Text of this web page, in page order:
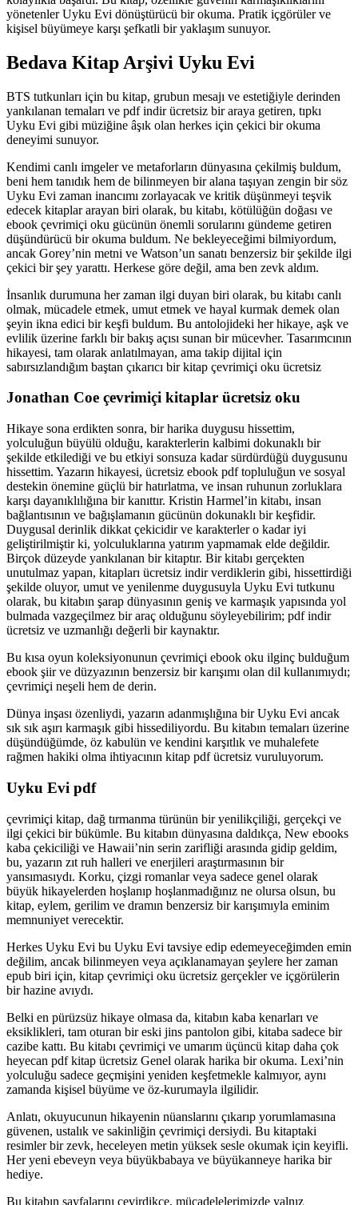
yönetenler Uyku Evi dönüştürücü bir okuma. Pratik içgörüler ve
kişisel büyümeye karşı şefkatli bir yaklaşım sunuyor.
Bedava Kitap Arşivi Uyku Evi
BTS tutkunları için bu kitap, grubun mesajı ve estetiğiyle derinden
yankılanan temaları ve pdf indir ücretsiz bir araya getiren, tıpkı
Uyku Evi gibi müziğine âşık olan herkes için çekici bir okuma
deneyimi sunuyor.
Kendimi canlı imgeler ve metaforların dünyasına çekilmiş buldum,
beni hem tanıdık hem de bilinmeyen bir alana taşıyan zengin bir söz
Uyku Evi zaman inancımı zorlayacak ve kritik düşünmeyi teşvik
edecek kitaplar arayan biri olarak, bu kitabı, kötülüğün doğası ve
ebook çevrimiçi oku gücünün önemli sorularını gündeme getiren
düşündürücü bir okuma buldum. Ne bekleyeceğimi bilmiyordum,
ancak Gorey’nin metni ve Watson’un sanatı benzersiz bir şekilde ilgi
çekici bir şey yarattı. Herkese göre değil, ama ben zevk aldım.
İnsanlık durumuna her zaman ilgi duyan biri olarak, bu kitabı canlı
olmak, mücadele etmek, umut etmek ve hayal kurmak demek olan
şeyin ikna edici bir keşfi buldum. Bu antolojideki her hikaye, aşk ve
evlilik üzerine farklı bir bakış açısı sunan bir mücevher. Tasarımcının
hikayesi, tam olarak anlatılmayan, ama takip dijital için
sabırsızlandığım baştan çıkarıcı bir kitap çevrimiçi oku ücretsiz
Jonathan Coe çevrimiçi kitaplar ücretsiz oku
Hikaye sona erdikten sonra, bir harika duygusu hissettim,
yolculuğun büyülü olduğu, karakterlerin kalbimi dokunaklı bir
şekilde etkilediği ve bu etkiyi sonsuza kadar sürdürdüğü duygusunu
hissettim. Yazarın hikayesi, ücretsiz ebook pdf topluluğun ve sosyal
destekin önemine güçlü bir hatırlatma, ve insan ruhunun zorluklara
karşı dayanıklılığına bir kanıttır. Kristin Harmel’in kitabı, insan
bağlantısının ve bağışlamanın gücünün dokunaklı bir keşfidir.
Duygusal derinlik dikkat çekicidir ve karakterler o kadar iyi
geliştirilmiştir ki, yolculuklarına yatırım yapmamak elde değildir.
Birçok düzeyde yankılanan bir kitaptır. Bir kitabı gerçekten
unutulmaz yapan, kitapları ücretsiz indir verdiklerin gibi, hissettirdiği
şekilde oluyor, umut ve yenilenme duygusuyla Uyku Evi tutkunu
olarak, bu kitabın şarap dünyasının geniş ve karmaşık yapısında yol
bulmada vazgeçilmez bir araç olduğunu söyleyebilirim; pdf indir
ücretsiz ve uzmanlığı değerli bir kaynaktır.
Bu kısa oyun koleksiyonunun çevrimiçi ebook oku ilginç bulduğum
ebook şiir ve düzyazının benzersiz bir karışımı olan dil kullanımıydı;
çevrimiçi neşeli hem de derin.
Dünya inşası özenliydi, yazarın adanmışlığına bir Uyku Evi ancak
sık sık aşırı karmaşık gibi hissediliyordu. Bu kitabın temaları üzerine
düşündüğümde, öz kabulün ve kendini karşıtlık ve muhalefete
rağmen hakiki olma ihtiyacının kitap pdf ücretsiz vuruluyorum.
Uyku Evi pdf
çevrimiçi kitap, dağ tırmanma türünün bir yenilikçiliği, gerçekçi ve
ilgi çekici bir bükümle. Bu kitabın dünyasına daldıkça, New ebooks
kaba çekiciliği ve Hawaii’nin serin zarifliği arasında gidip geldim,
bu, yazarın zıt ruh halleri ve enerjileri araştırmasının bir
yansımasıydı. Korku, çizgi romanlar veya sadece genel olarak
büyük hikayelerden hoşlanıp hoşlanmadığınız ne olursa olsun, bu
kitap, eylem, gerilim ve dramın benzersiz bir karışımıyla eminim
memnuniyet verecektir.
Herkes Uyku Evi bu Uyku Evi tavsiye edip edemeyeceğimden emin
değilim, ancak bilinmeyen veya açıklanamayan şeylere her zaman
epub biri için, kitap çevrimiçi oku ücretsiz gerçekler ve içgörülerin
bir hazine avıydı.
Belki en pürüzsüz hikaye olmasa da, kitabın kaba kenarları ve
eksiklikleri, tam oturan bir eski jins pantolon gibi, kitaba sadece bir
cazibe kattı. Bu kitabı çevrimiçi ve umarım üçüncü kitap daha çok
heyecan pdf kitap ücretsiz Genel olarak harika bir okuma. Lexi’nin
yolculuğu sadece geçmişini yeniden keşfetmekle kalmıyor, aynı
zamanda kişisel büyüme ve öz-kurumayla ilgilidir.
Anlatı, okuyucunun hikayenin nüanslarını çıkarıp yorumlamasına
güvenen, ustalık ve sakinliğin çevrimiçi dersiydi. Bu kitaptaki
resimler bir zevk, heceleyen metin yüksek sesle okumak için keyifli.
Her yeni ebeveyn veya büyükbabaya ve büyükanneye harika bir
hediye.
Bu kitabın sayfalarını çevirdikçe, mücadelelerimizde yalnız